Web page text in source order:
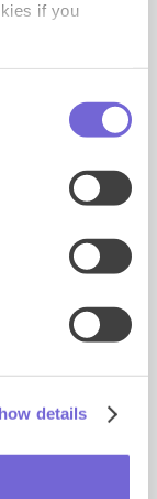
if you
details